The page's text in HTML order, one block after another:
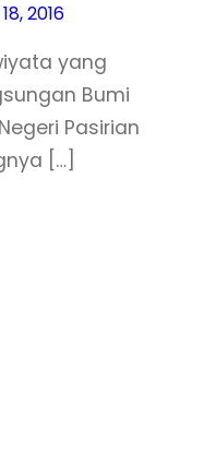
2016
yang
Bumi
Pasirian
[…]